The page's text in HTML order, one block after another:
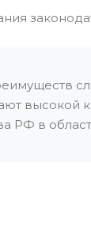
высокой
РФ в